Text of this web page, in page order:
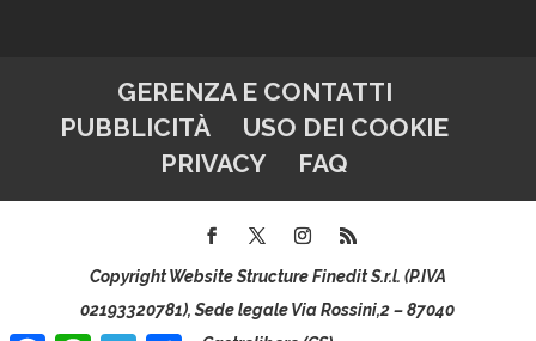
GERENZA E CONTATTI
PUBBLICITÀ
USO DEI COOKIE
PRIVACY
FAQ
Copyright Website Structure Finedit S.r.l. (P.IVA
02193320781), Sede legale Via Rossini,2 – 87040